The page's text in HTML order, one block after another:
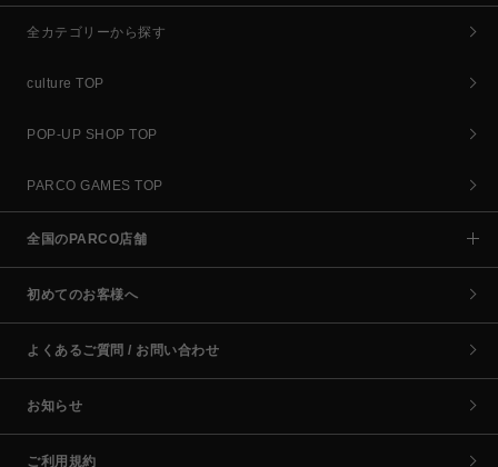
全カテゴリーから探す
culture TOP
POP-UP SHOP TOP
PARCO GAMES TOP
全国のPARCO店舗
初めてのお客様へ
よくあるご質問 / お問い合わせ
お知らせ
ご利用規約